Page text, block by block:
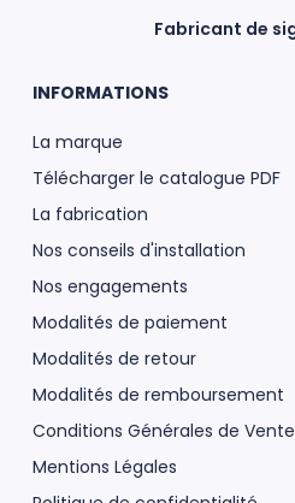
Fabricant de
INFORMATIONS
La marque
Télécharger le catalogue PDF
La fabrication
Nos conseils d'installation
Nos engagements
Modalités de paiement
Modalités de retour
Modalités de remboursement
Conditions Générales de Vente
Mentions Légales